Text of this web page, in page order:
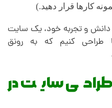
کارها قرار دهید.)
دانش و تجربه خود، یک سایت
طراحی کنیم که به رونق
سایت در